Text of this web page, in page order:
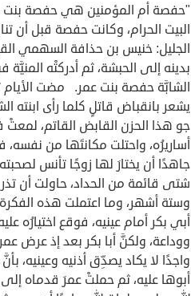
"حفصة أم المؤمنين هي حفصة بنت
البيت الحرام، وكانت حفصة قبل أن
الجليل: خنيس بن حذافة السهمي
بدينه إلى الحبشة، ثم أدركتْه المنيَّة
الشابَّة حفصة بنت عمر. مضت الأيام
يشعر بانقباض قاتلٍ كلما رأى ابنته
جو هذا الحزن القابض القاتم،
أساريرُه، واحتلت مكانتَها من
جاهدًا أن يختارَ لها زوجًا تأنس
شتى قائمة من الحداد، حاولت أن
وستة أشهر، وما اعتملت هذه
أبي بكر أمام عينيه، فوقع اختيارُه
ووداعة، ولكنَّ أبا بكر بعد إذ عرض
واجدًا لا يكاد يصدِّق أذنيه وعينيه،
أبوها عليه، ثم حملتْ عمرَ قدماه